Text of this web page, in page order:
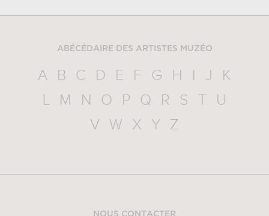
ABÉCÉDAIRE DES ARTISTES MUZÉO
A B C D E F G H I J
K
L
M N O P Q R S T
U
V
W X Y Z
NOUS CONTACTER